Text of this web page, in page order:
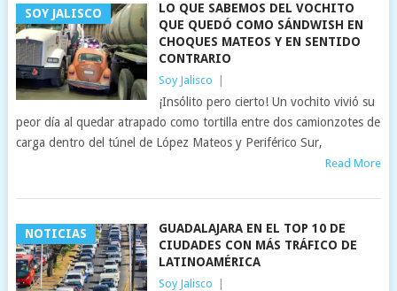
SOY JALISCO
LO QUE SABEMOS DEL VOCHITO
QUE QUEDÓ COMO SÁNDWISH EN
CHOQUES MATEOS Y EN SENTIDO
CONTRARIO
Soy Jalisco
¡Insólito pero cierto! Un vochito vivió su
peor día al quedar atrapado como tortilla entre dos camionzotes de
carga dentro del túnel de López Mateos y Periférico Sur,
Read More
NOTICIAS
GUADALAJARA EN EL TOP 10 DE
CIUDADES CON MÁS TRÁFICO DE
LATINOAMÉRICA
Soy Jalisco